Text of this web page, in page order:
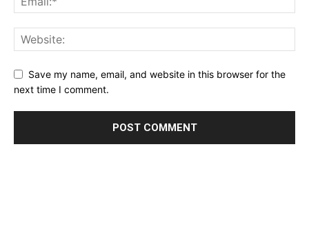
Save my name, email, and website in this browser for the
next time I comment.